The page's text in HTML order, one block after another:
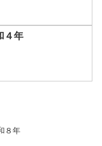
４年
８年